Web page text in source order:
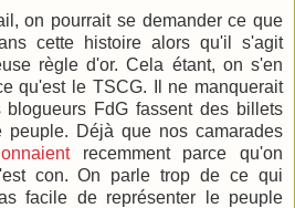
on pourrait se demander ce que
cette histoire alors qu'il s'agit
règle d'or. Cela étant, on s'en
qu'est le TSCG. Il ne manquerait
FdG fassent des billets
peuple. Déjà que nos camarades
recemment parce qu'on
con. On parle trop de ce qui
facile de représenter le peuple